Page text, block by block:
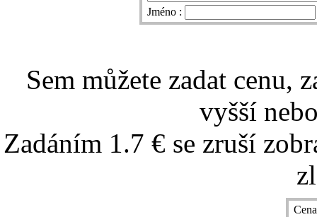
Jméno :
Sem můžete zadat cenu,
vyšší
Zadáním 1.7 € se zruší